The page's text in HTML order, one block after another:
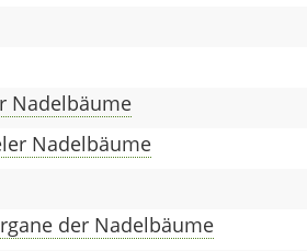
Nadelbäume
Nadelbäume
der Nadelbäume